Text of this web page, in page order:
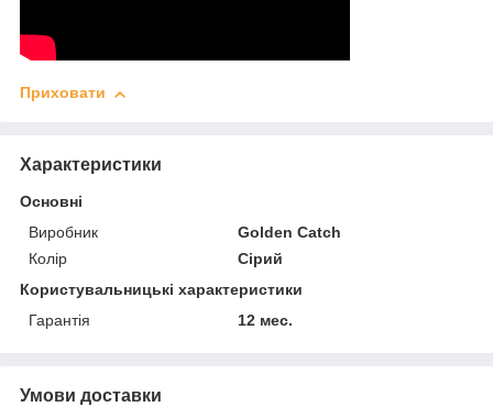
Приховати
Характеристики
Основні
Виробник
Golden Catch
Колір
Сірий
Користувальницькі характеристики
Гарантія
12 мес.
Умови доставки